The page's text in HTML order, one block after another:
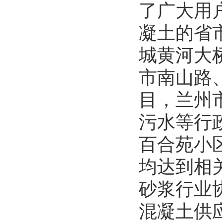
了广大用
凝土的省
城黄河大
市南山路
目，兰州
污水等行
百合苑小
均达到相
砂浆行业
混凝土供